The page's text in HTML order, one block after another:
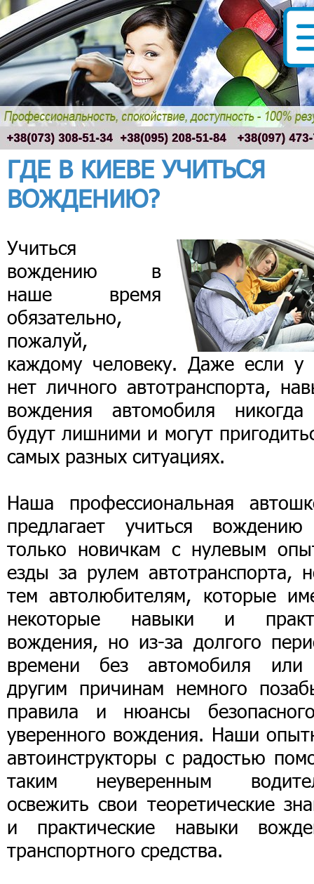
ГДЕ В КИЕВЕ УЧИТЬСЯ
ВОЖДЕНИЮ?
Учиться
вождению в
наше время
обязательно,
пожалуй,
каждому человеку. Даже если у
нет личного автотранспорта,
вождения автомобиля
будут лишними и могут
самых разных ситуациях.
Наша профессиональная
предлагает учиться
только новичкам с нулевым
езды за рулем автотранспорта,
тем автолюбителям, которые
некоторые навыки и
вождения, но из-за долгого
времени без автомобиля
другим причинам немного
правила и нюансы
уверенного вождения. Наши
автоинструкторы с радостью
таким неуверенным
освежить свои теоретические
и практические навыки
транспортного средства.